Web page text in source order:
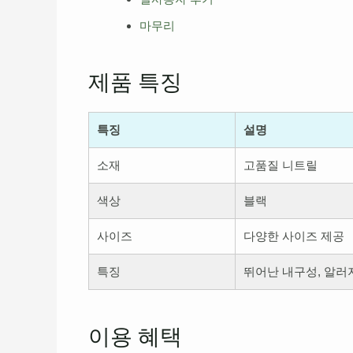
마무리
제품 특징
특징 설명
소재 고품질 니트릴
색상 블랙
사이즈 다양한 사이즈 제공
특징 뛰어난 내구성, 알러
이용 혜택